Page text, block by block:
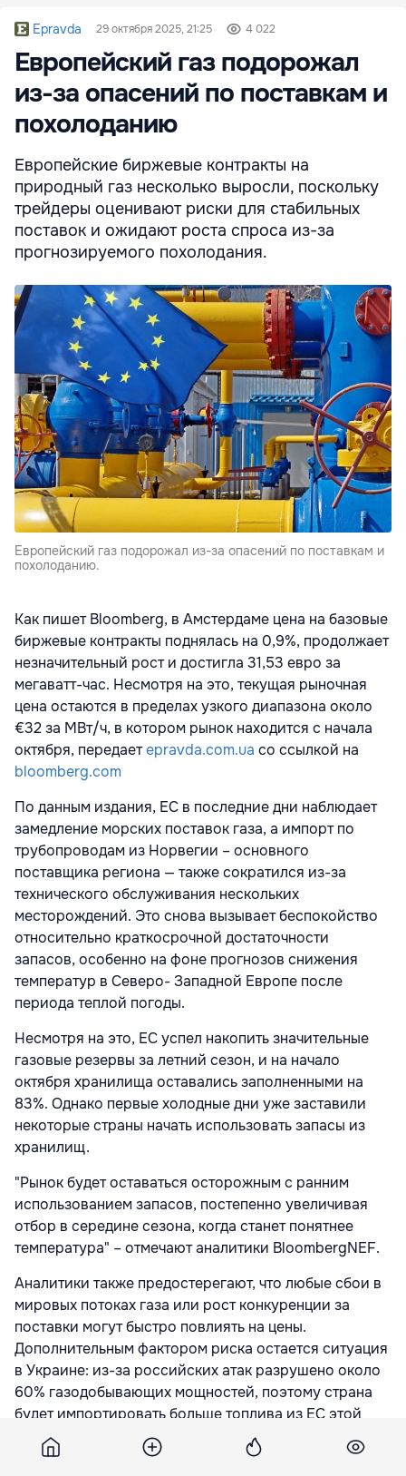
Epravda 29 октября 2025, 21:25 4 022
Европейский газ подорожал
из-за опасений по поставкам и
похолоданию
Европейские биржевые контракты на
природный газ несколько выросли, поскольку
трейдеры оценивают риски для стабильных
поставок и ожидают роста спроса из-за
прогнозируемого похолодания.
Европейский газ подорожал из-за опасений по поставкам и
похолоданию.
Как пишет Bloomberg, в Амстердаме цена на базовые
биржевые контракты поднялась на 0,9%, продолжает
незначительный рост и достигла 31,53 евро за
мегаватт-час. Несмотря на это, текущая рыночная
цена остаются в пределах узкого диапазона около
€32 за МВт/ч, в котором рынок находится с начала
октября, передаетepravda.com.ua со ссылкой на
bloomberg.com
По данным издания, ЕС в последние дни наблюдает
замедление морских поставок газа, а импорт по
трубопроводам из Норвегии – основного
поставщика региона — также сократился из-за
технического обслуживания нескольких
месторождений. Это снова вызывает беспокойство
относительно краткосрочной достаточности
запасов, особенно на фоне прогнозов снижения
температур в Северо- Западной Европе после
периода теплой погоды.
Несмотря на это, ЕС успел накопить значительные
газовые резервы за летний сезон, и на начало
октября хранилища оставались заполненными на
83%. Однако первые холодные дни уже заставили
некоторые страны начать использовать запасы из
хранилищ.
"Рынок будет оставаться осторожным с ранним
использованием запасов, постепенно увеличивая
отбор в середине сезона, когда станет понятнее
температура" – отмечают аналитики BloombergNEF.
Аналитики также предостерегают, что любые сбои в
мировых потоках газа или рост конкуренции за
поставки могут быстро повлиять на цены.
Дополнительным фактором риска остается ситуация
в Украине: из-за российских атак разрушено около
60% газодобывающих мощностей, поэтому страна
будет импортировать больше топлива из ЕС этой
зимой, что также может сказаться на балансе
европейского рынка.